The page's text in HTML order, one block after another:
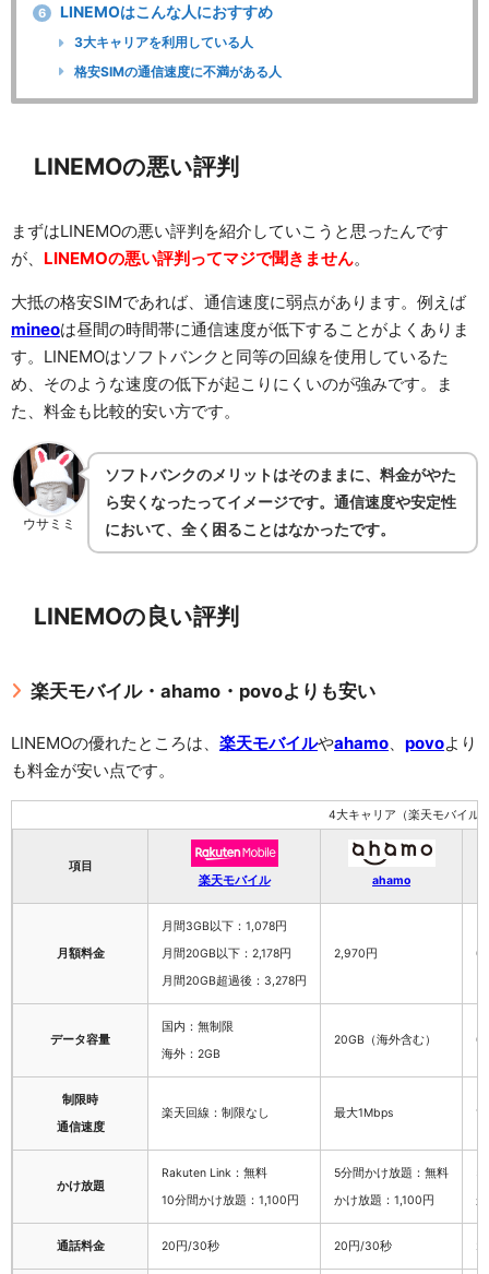
6 LINEMOはこんな人におすすめ
3大キャリアを利用している人
格安SIMの通信速度に不満がある人
LINEMOの悪い評判
まずはLINEMOの悪い評判を紹介していこうと思ったんです
が、 LINEMOの悪い評判ってマジで聞きません。
大抵の格安SIMであれば、通信速度に弱点があります。例えば
mineoは昼間の時間帯に通信速度が低下することがよくありま
す。LINEMOはソフトバンクと同等の回線を使用しているた
め、そのような速度の低下が起こりにくいのが強みです。ま
た、料金も比較的安い方です。
ウサミミ
ソフトバンクのメリットはそのままに、料金がやた
ら安くなったってイメージです。通信速度や安定性
において、全く困ることはなかったです。
LINEMOの良い評判
楽天モバイル・ahamo・povoよりも安い
LINEMOの優れたところは、 楽天モバイルやahamo、 povoより
も料金が安い点です。
4大キャリア（楽天モバイル
項目
楽天モバイル
ahamo
月額料金
月間3GB以下：1,078円
月間20GB以下：2,178円
月間20GB超過後：3,278円
2,970円 0
データ容量
国内：無制限
海外：2GB
20GB（海外含む）
制限時
通信速度
楽天回線：制限なし 最大1Mbps
かけ放題
Rakuten Link：無料
10分間かけ放題：1,100円
5分間かけ放題：無料
かけ放題：1,100円
通話料金 20円/30秒 20円/30秒